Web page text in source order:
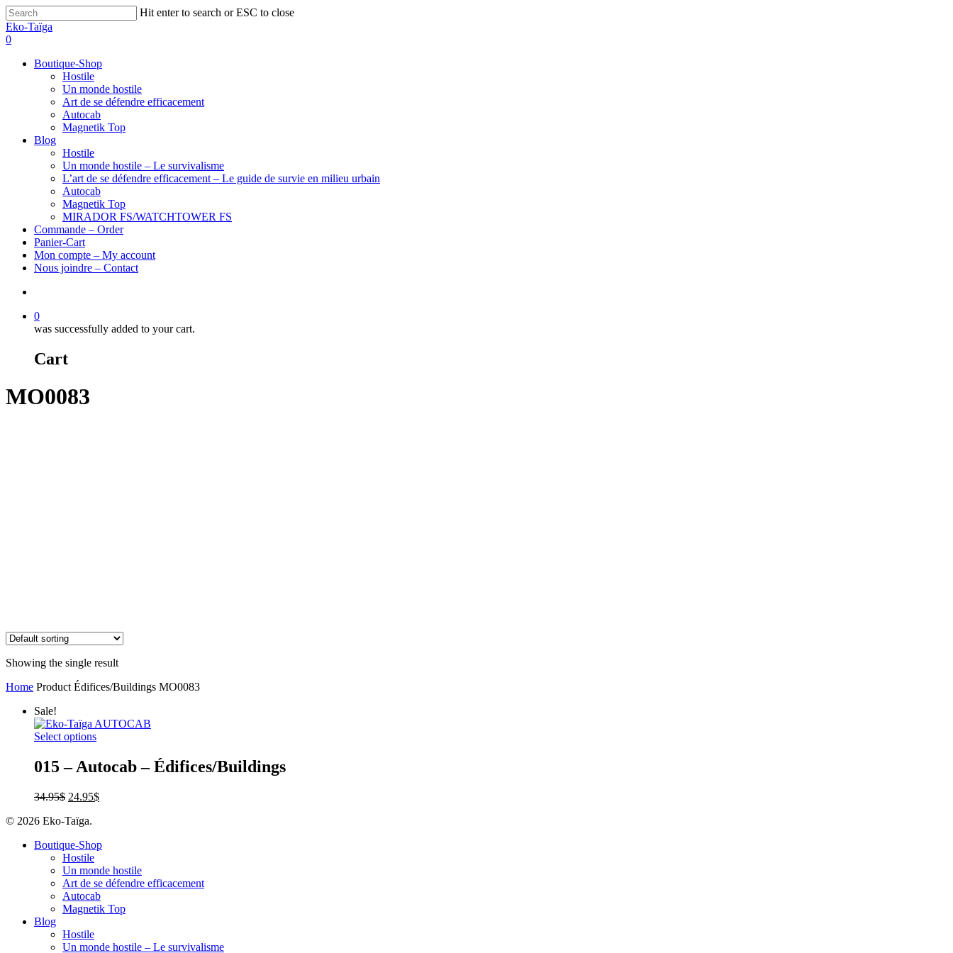
Hit enter to search or ESC to close
Eko-Taïga
0
Boutique-Shop
Hostile
Un monde hostile
Art de se défendre efficacement
Autocab
Magnetik Top
Blog
Hostile
Un monde hostile – Le survivalisme
L’art de se défendre efficacement – Le guide de survie en milieu urbain
Autocab
Magnetik Top
MIRADOR FS/WATCHTOWER FS
Commande – Order
Panier-Cart
Mon compte – My account
Nous joindre – Contact
0
was successfully added to your cart.
Cart
MO0083
Showing the single result
Home Product Édifices/Buildings MO0083
Sale!
Select options
015 – Autocab – Édifices/Buildings
34.95$ 24.95$
© 2026 Eko-Taïga.
Boutique-Shop
Hostile
Un monde hostile
Art de se défendre efficacement
Autocab
Magnetik Top
Blog
Hostile
Un monde hostile – Le survivalisme